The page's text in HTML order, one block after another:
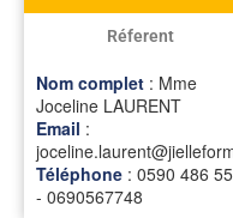
Réferent
Nom complet : Mme
Joceline LAURENT
Email :
Téléphone : 0590 486
- 0690567748